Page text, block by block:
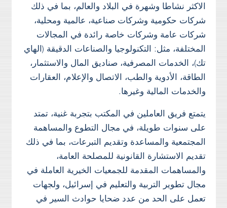
الاكثر نشاطا وشهرة في البلاد والعالم، بما في ذلك
شركات حكومية وشركات صناعية، عالمية ومحلية،
شركات عامة وشركات خاصة رائدة في المجالات
المختلفة، مثل: التكنولوجيا والصناعات الدقيقة (الهاي
تك)، الخدمات المصرفية، صناديق المال والاستثمار،
الطاقة، الأدوية والطب، الاتصال والإعلام، العقارات
والخدمات المالية وغيرها.
يتمتع فريق العاملين في المكتب بتجربة غنية، تمتد
على سنوات طويلة، في مجال التطوع والمساهمة
المجتمعية والمساعدة وتقديم التبرعات، بما في ذلك
تقديم الاستشارة القانونية للمصلحة العامة،
والمساهمات المقدمة للجمعيات الخيرية العاملة في
مجال تطوير التربية والتعليم في إسرائيل، ولجهات
تعمل على الحد من عدد ضحايا حوادث السير في